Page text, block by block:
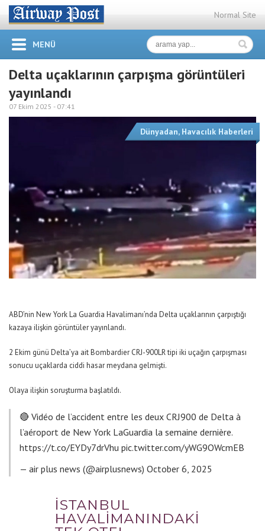
Normal Site
MENÜ
Delta uçaklarının çarpışma görüntüleri
yayınlandı
07 Ekim 2025 - 07:41
Dünyadan, Havacılık Haberleri
ABD’nin New York La Guardia Havalimanı’nda Delta uçaklarının çarpıştığı
kazaya ilişkin görüntüler yayınlandı.
2 Ekim günü Delta’ya ait Bombardier CRJ-900LR tipi iki uçağın çarpışması
sonucu uçaklarda ciddi hasar meydana gelmişti.
Olaya ilişkin soruşturma başlatıldı.
🔴 Vidéo de l’accident entre les deux CRJ900 de Delta à
l’aéroport de New York LaGuardia la semaine dernière.
https://t.co/EYDy7drVhu pic.twitter.com/yWG9OWcmEB
— air plus news (@airplusnews) October 6, 2025